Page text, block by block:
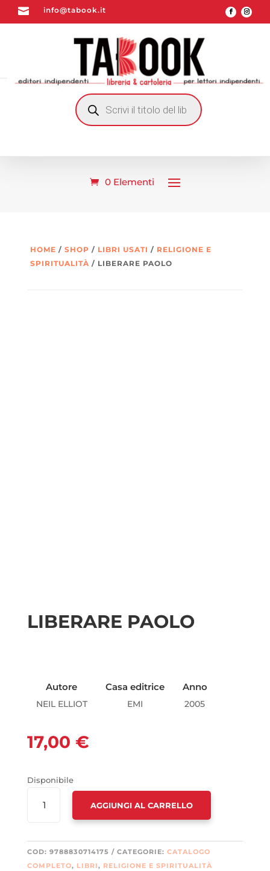
 info@tabook.it
RICERCA
PRODOTTI
0 Elementi
HOME / SHOP / LIBRI USATI / RELIGIONE E
SPIRITUALITÀ / LIBERARE PAOLO
LIBERARE PAOLO
Autore
NEIL ELLIOT
Casa editrice
EMI
Anno
2005
17,00 €
Disponibile
PAOLO
AGGIUNGI AL CARRELLO
COD: 9788830714175 CATEGORIE: CATALOGO
COMPLETO, LIBRI, RELIGIONE E SPIRITUALITÀ